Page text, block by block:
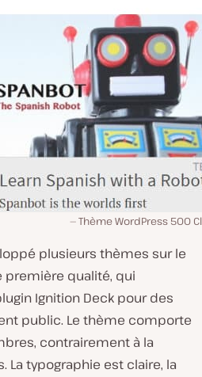
Thème WordPress 500
plusieurs thèmes sur le
première qualité, qui
Ignition Deck pour des
public. Le thème comporte
contrairement à la
La typographie est claire, la